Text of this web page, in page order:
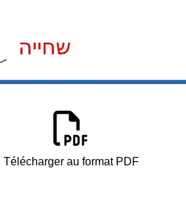
Télécharger au format PDF